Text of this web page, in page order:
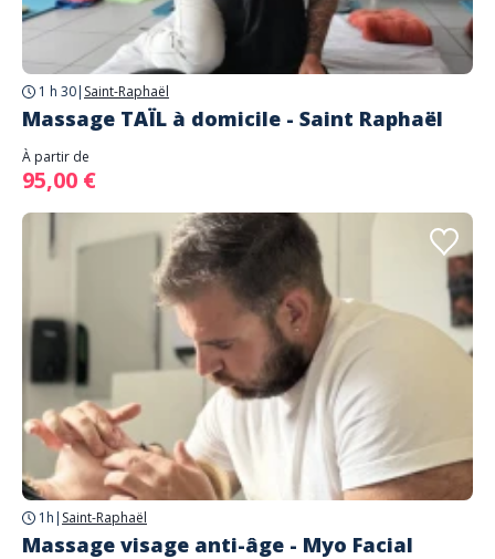
1 h 30| Saint-Raphaël
Massage TAÏL à domicile - Saint Raphaël
À partir de
95,00 €
1h | Saint-Raphaël
Massage visage anti-âge - Myo Facial